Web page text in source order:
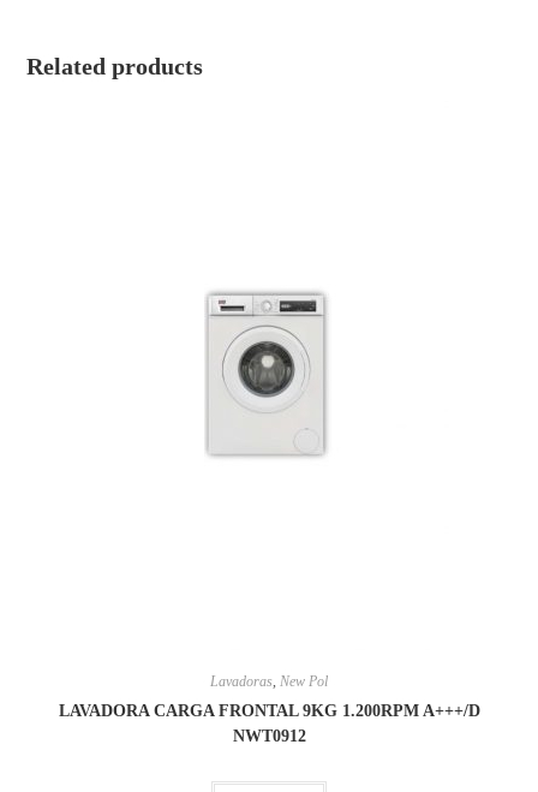
Related products
Lavadoras, New Pol
LAVADORA CARGA FRONTAL 9KG 1.200RPM A+++/D
NWT0912